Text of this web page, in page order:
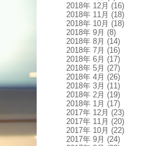
2018年 12月 (16)
2018年 11月 (18)
2018年 10月 (18)
2018年 9月 (8)
2018年 8月 (14)
2018年 7月 (16)
2018年 6月 (17)
2018年 5月 (27)
2018年 4月 (26)
2018年 3月 (11)
2018年 2月 (19)
2018年 1月 (17)
2017年 12月 (23)
2017年 11月 (20)
2017年 10月 (22)
2017年 9月 (24)